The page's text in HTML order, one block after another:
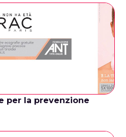
per la prevenzione